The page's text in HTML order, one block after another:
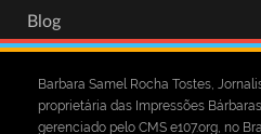
Blog
Barbara Samel Rocha Tostes,
proprietária das Impressões
gerenciado pelo CMS e107.org, no